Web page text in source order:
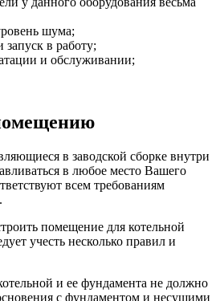
шума;
в работу;
и обслуживании;
в заводской сборке внутри
в любое место Вашего
всем требованиям
помещение для котельной
учесть несколько правил и
и ее фундамента не должно
с фундаментом и несущими